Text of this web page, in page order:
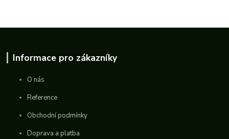
Informace pro zákazníky
O nás
Reference
Obchodní podmínky
Doprava a platba